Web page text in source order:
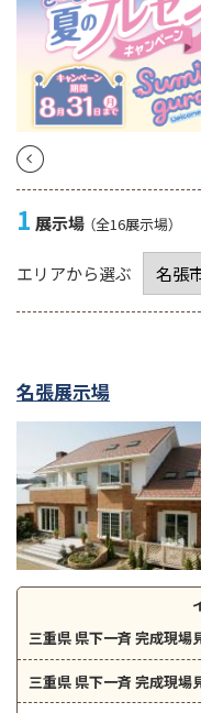
1 展示場 （全16展示場）
エリアから選ぶ
名張展示場
三重県 県下一斉 完成現場
三重県 県下一斉 完成現場